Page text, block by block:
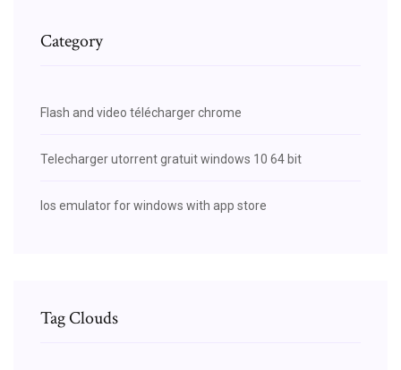
Category
Flash and video télécharger chrome
Telecharger utorrent gratuit windows 10 64 bit
Ios emulator for windows with app store
Tag Clouds